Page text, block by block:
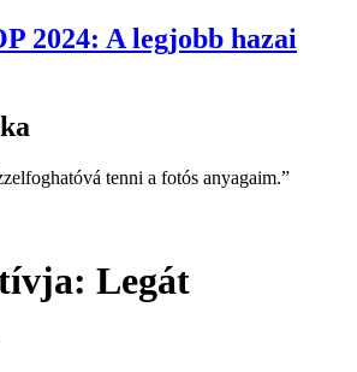
2024: A legjobb hazai
tenni a fotós anyagaim.”
Legát